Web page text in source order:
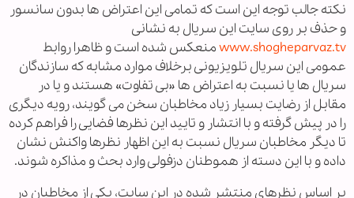
نکته جالب توجه این است که تمامی این اعتراض ها بدون سانسور
و حذف بر روی سایت این سریال به نشانی
www.shogheparvaz.tvمنعکس شده است و ظاهرا روابط
عمومی این سریال تلویزیونی برخلاف موارد مشابه که سازندگان
سریال ها یا نسبت به اعتراض ها «بی تفاوت» هستند و یا در
مقابل از رضایت بسیار زیاد مخاطبان سخن می گویند، رویه دیگری
را در پیش گرفته و با انتشار و تایید این نظرها فضایی را فراهم کرده
تا دیگر مخاطبان سریال نسبت به این اظهار نظرها واکنش نشان
داده و با این دسته از هموطنان دزفولی وارد بحث و مذاکره شوند.
بر اساس نظرهای منتشر شده در این سایت، یکی از مخاطبان در